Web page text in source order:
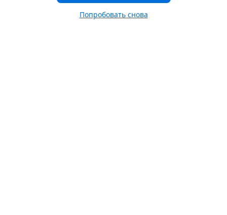
Попробовать снова